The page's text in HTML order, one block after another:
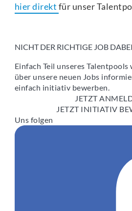
hier direkt für unser
NICHT DER RICHTIGE JOB
Einfach Teil unseres
über unsere neuen Jobs
einfach initiativ bewerben.
JETZT
JETZT INITIATIV
Uns folgen